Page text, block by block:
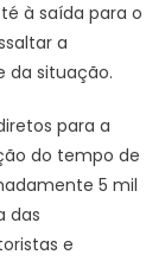
à saída para o
a
da situação.
para a
do tempo de
5 mil
das
e